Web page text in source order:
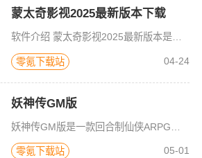
蒙太奇影视2025最新版本下载
软件介绍 蒙太奇影视2025最新版本是一款全面升级的追剧看片软件。它整合了好多不同平台的影视资源，让我们不
零氪下载站 04-24
妖神传GM版
零氪下载站 05-01